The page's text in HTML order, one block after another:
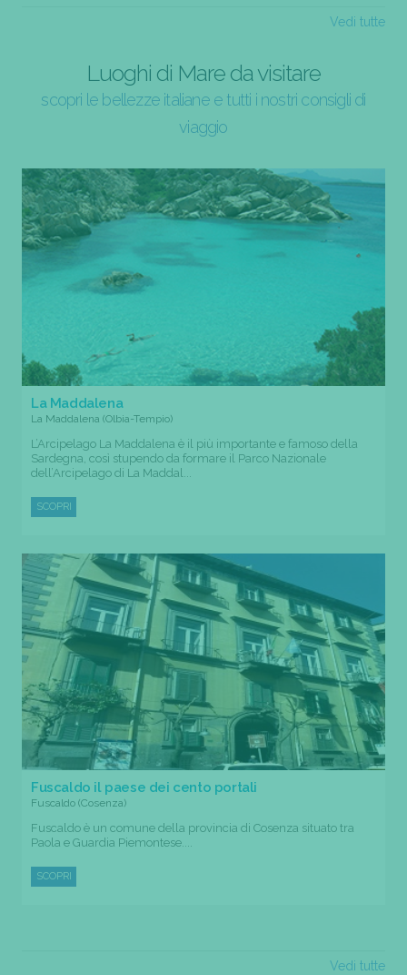
Vedi tutte
Luoghi di Mare da visitare
scopri le bellezze italiane e tutti i nostri consigli di
viaggio
La Maddalena
La Maddalena (Olbia-Tempio)
L’Arcipelago La Maddalena è il più importante e famoso della
Sardegna, così stupendo da formare il Parco Nazionale
dell’Arcipelago di La Maddal...
SCOPRI
Fuscaldo il paese dei cento portali
Fuscaldo (Cosenza)
Fuscaldo è un comune della provincia di Cosenza situato tra
Paola e Guardia Piemontese....
SCOPRI
Vedi tutte